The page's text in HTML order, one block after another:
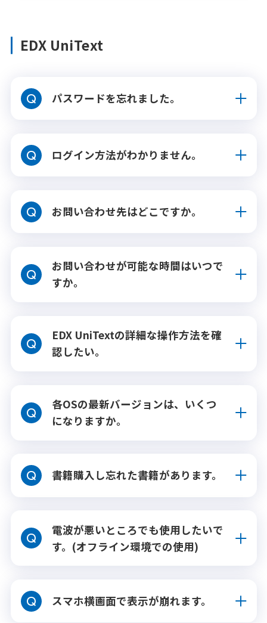
EDX UniText
パスワードを忘れました。
ログイン方法がわかりません。
お問い合わせ先はどこですか。
お問い合わせが可能な時間はいつで
すか。
EDX UniTextの詳細な操作方法を確
認したい。
各OSの最新バージョンは、いくつ
になりますか。
書籍購入し忘れた書籍があります。
電波が悪いところでも使用したいで
す。(オフライン環境での使用)
スマホ横画面で表示が崩れます。